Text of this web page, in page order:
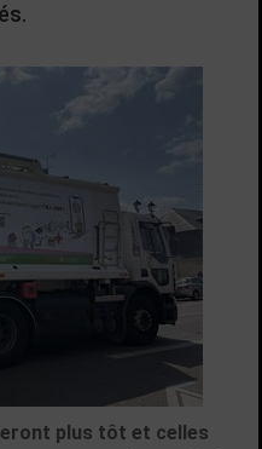
plus tôt et celles